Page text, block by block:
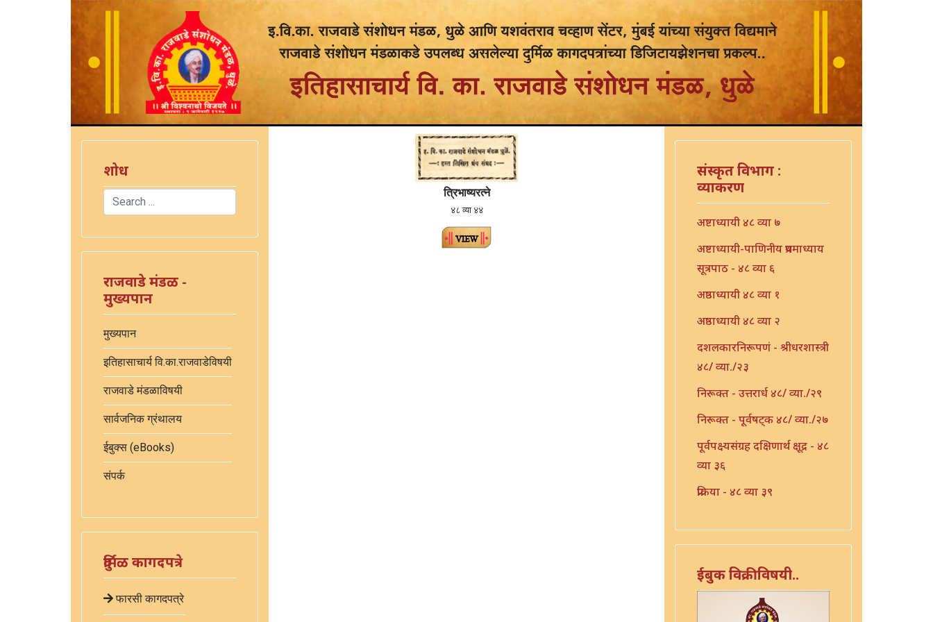
शोध
Search
राजवाडे मंडळ -
मुख्यपान
मुख्यपान
इतिहासाचार्य वि.का.राजवाडेविषयी
राजवाडे मंडळाविषयी
सार्वजनिक ग्रंथालय
ईबुक्स (eBooks)
संपर्क
दुर्मिळ कागदपत्रे
फारसी कागदपत्रे
त्रिभाष्यरत्ने
४८ व्या ४४
संस्कृत विभाग :
व्याकरण
अष्टाध्यायी ४८ व्या ७
अष्टाध्यायी-पाणिनीय प्रथमाध्याय
सूत्रपाठ - ४८ व्या ६
अष्ठाध्यायी ४८ व्या १
अष्ठाध्यायी ४८ व्या २
दशलकारनिरूपणं - श्रीधरशास्त्री
४८/ व्या./२३
निरूक्त - उत्तरार्ध ४८/ व्या./२९
निरूक्त - पूर्वषट्क ४८/ व्या./२७
पूर्वपक्ष्यसंग्रह दक्षिणार्थ क्षूद्र - ४८
व्या ३६
प्रक्रिया - ४८ व्या ३९
प्रातिशाख्य भाष्यं - ४८ व्या ४३
प्रातिशाख्यं - पंचाष्टक ४८ व्या ४५
प्रौढमनोरमा ४८ व्या ४६
ईबुक विक्रीविषयी..